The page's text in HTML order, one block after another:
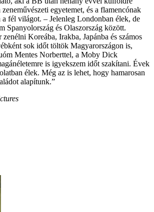
egyetemet, és a flamencónak
a fél világot. – Jelenleg Londonban élek, de
Spanyolország és Olaszország között.
Koreába, Irakba, Japánba és számos
sok időt töltök Magyarországon is,
Mentes Norberttel, a Moby Dick
is igyekszem időt szakítani. Évek
élek. Még az is lehet, hogy hamarosan
alapítunk.”